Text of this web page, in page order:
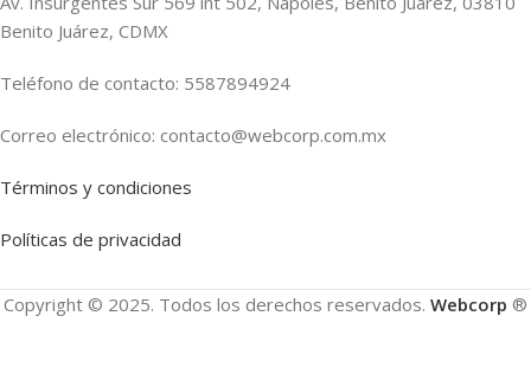
Benito Juárez, CDMX
Teléfono de contacto: 5587894924
Correo electrónico: contacto@webcorp.com.mx
Términos y condiciones
Políticas de privacidad
Copyright © 2025. Todos los derechos reservados. Webcorp ®